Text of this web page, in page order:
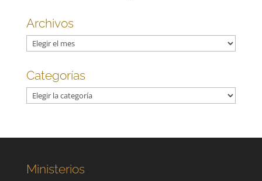
Archivos
Archivos
Categorías
Categorías
Ministerios